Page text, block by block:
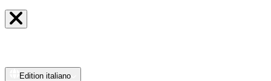
Edition italiano